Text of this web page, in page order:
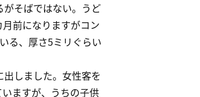
そばではない。うど
前になりますがコン
る、厚さ5ミリぐらい
しました。女性客を
ますが、うちの子供